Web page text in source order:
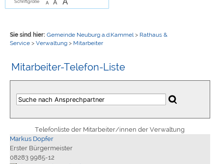
Schriftgröße A A
Sie sind hier: Gemeinde Neuburg a.d.Kammel > Rathaus &
Service> Verwaltung> Mitarbeiter
Mitarbeiter-Telefon-Liste
Telefonliste der Mitarbeiter/innen der Verwaltung
Markus Dopfer
Erster Bürgermeister
08283 9985-12